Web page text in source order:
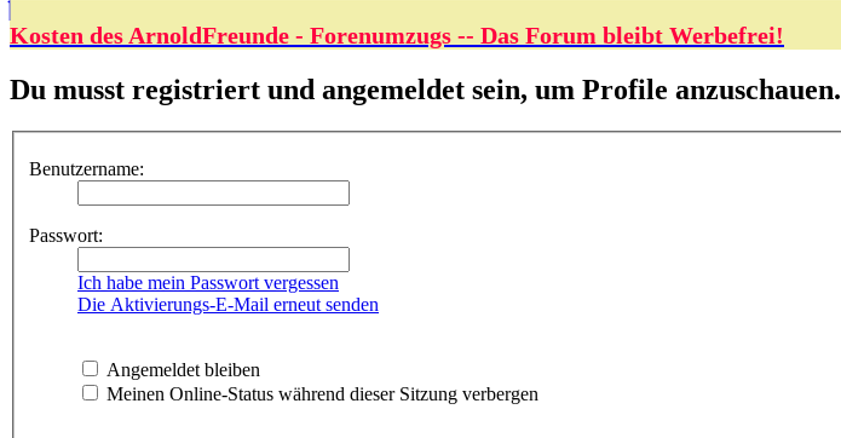
Kosten des ArnoldFreunde - Forenumzugs -- Das Forum bleibt Werbefrei!
Du musst registriert und angemeldet sein, um Profile anzuschauen.
Benutzername:
Passwort:
Ich habe mein Passwort vergessen
Die Aktivierungs-E-Mail erneut senden
Angemeldet bleiben
Meinen Online-Status während dieser Sitzung verbergen